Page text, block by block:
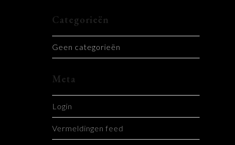
Categorieën
Geen categorieën
Meta
Login
Vermeldingen feed